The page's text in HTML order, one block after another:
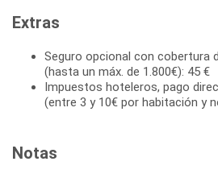
Extras
Seguro opcional con cobertura
(hasta un máx. de 1.800€): 45 €
Impuestos hoteleros, pago
(entre 3 y 10€ por habitación y
Notas